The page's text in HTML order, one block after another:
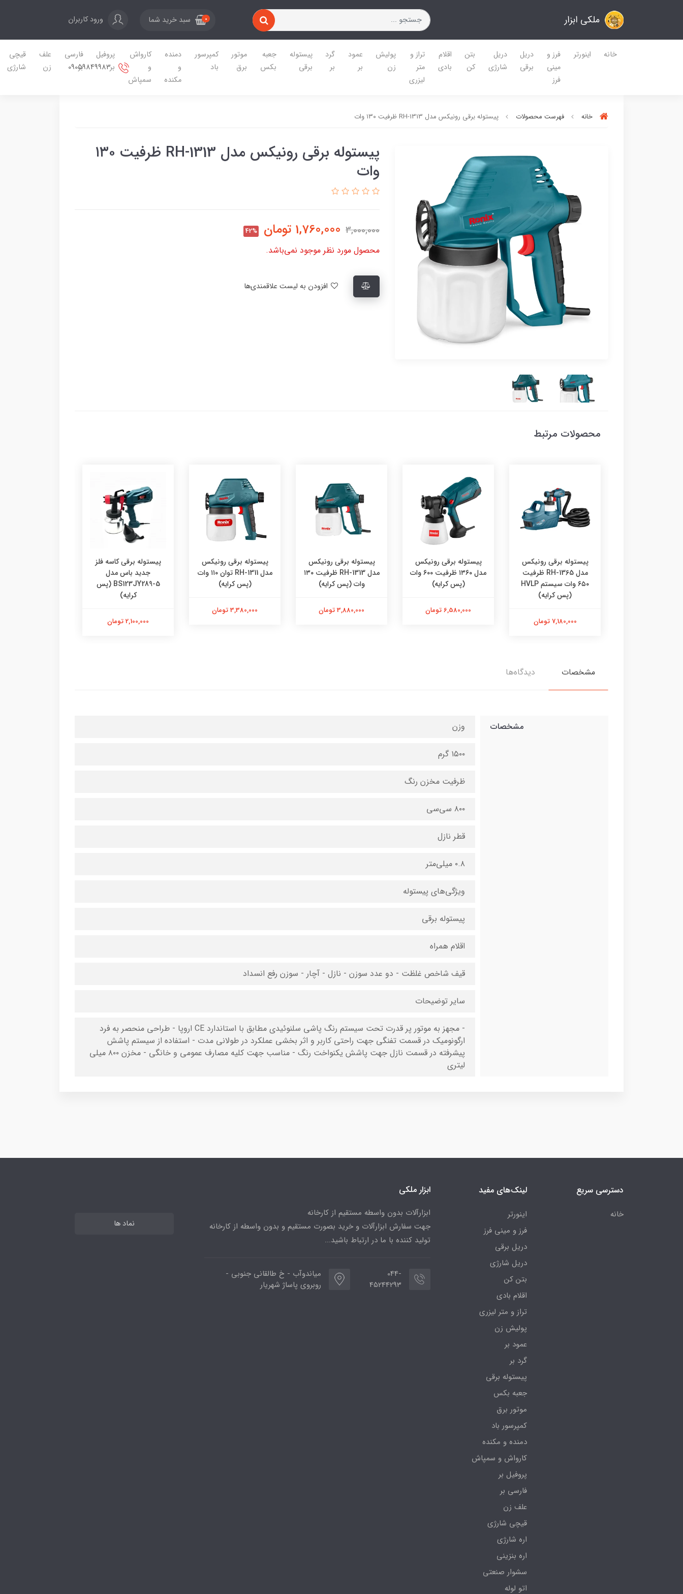
ملکی ابزار 0 سبد خرید شما ورود کاربران
خانه اینورتر
فرز و
مینی
فرز
دریل
برقی
دریل
شارژی
بتن
کن
اقلام
بادی
تراز و
متر
لیزری
پولیش
زن
عمود
بر
گرد
بر
پیستوله
برقی
جعبه
بکس
موتور
برق
کمپرسور
باد
دمنده
و
مکنده
کارواش
و
سمپاش
پروفیل
بر
فارسی
بر
علف
زن
قیچی
شارژی
09059849983
خانه فهرست محصولات پیستوله برقی رونیکس مدل RH-1313 ظرفیت ۱۳۰ وات
پیستوله برقی رونیکس مدل RH-1313 ظرفیت ۱۳۰
وات
3,000,000
1,760,000 تومان 42%
محصول مورد نظر موجود نمی‌باشد.
محصولات مرتبط
پیستوله برقی رونیکس
مدل RH-1365 ظرفیت
۶۵۰ وات سیستم HVLP
(پس کرایه)
7,180,000 تومان
پیستوله برقی رونیکس
مدل ۱۳۶۰ ظرفیت ۶۰۰ وات
(پس کرایه)
6,580,000 تومان
پیستوله برقی رونیکس
مدل RH-1313 ظرفیت ۱۳۰
وات (پس کرایه)
3,880,000 تومان
پیستوله برقی رونیکس
مدل RH-1311 توان ۱۱۰ وات
(پس کرایه)
3,380,000 تومان
پیستوله برقی کاسه فلز
جدید باس مدل
BS123JY289-5 (پس
کرایه)
2,100,000 تومان
مشخصات دیدگاه‌ها
مشخصات وزن
۱۵۰۰ گرم
ظرفیت مخزن رنگ
۸۰۰ سی‌سی
قطر نازل
۰.۸ میلی‌متر
ویژگی‌های پیستوله
پیستوله برقی
اقلام همراه
قیف شاخص غلظت - دو عدد سوزن - نازل - آچار - سوزن رفع انسداد
سایر توضیحات
- مجهز به موتور پر قدرت تحت سیستم رنگ پاشی سلنوئیدی مطابق با استاندارد CE اروپا - طراحی منحصر به فرد
ارگونومیک در قسمت تفنگی جهت راحتی کاربر و اثر بخشی عملکرد در طولانی مدت - استفاده از سیستم پاشش
پیشرفته در قسمت نازل جهت پاشش یکنواخت رنگ - مناسب جهت کلیه مصارف عمومی و خانگی - مخزن ۸۰۰ میلی
لیتری
دسترسی سریع
خانه
لینک‌های مفید
اینورتر
فرز و مینی فرز
دریل برقی
دریل شارژی
بتن کن
اقلام بادی
تراز و متر لیزری
پولیش زن
عمود بر
گرد بر
پیستوله برقی
جعبه بکس
موتور برق
کمپرسور باد
دمنده و مکنده
کارواش و سمپاش
پروفیل بر
فارسی بر
علف زن
قیچی شارژی
اره شارژی
اره بنزینی
سشوار صنعتی
اتو لوله
ابزار ملکی
ابزارآلات بدون واسطه مستقیم از کارخانه
جهت سفارش ابزارآلات و خرید بصورت مستقیم و بدون واسطه از کارخانه
تولید کننده با ما در ارتباط باشید...
044-
45244293
میاندوآب - خ طالقانی جنوبی -
روبروی پاساژ شهریار
نماد ها